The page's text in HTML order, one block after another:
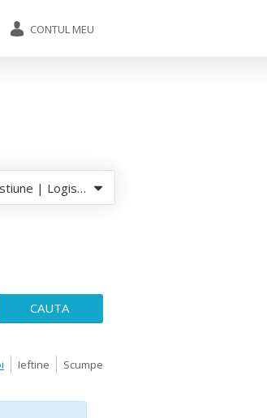
CONTUL MEU
| Logistica | Aprovizionare
CAUTA
Ieftine Scumpe